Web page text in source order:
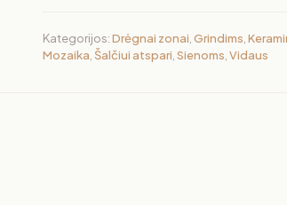
Kategorijos:Drėgnai zonai,Grindims,
Mozaika, Šalčiui atspari,Sienoms,Vidaus